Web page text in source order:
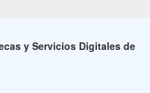
y Servicios Digitales de